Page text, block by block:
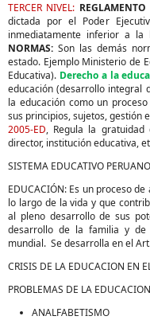
TERCER NIVEL: REGLAMENTO
dictada por el Poder
inmediatamente inferior a
NORMAS: Son las demás
estado. Ejemplo Ministerio de
Educativa). Derecho a la
educación (desarrollo integral
la educación como un
sus principios, sujetos, gestión
2005-ED, Regula la gratuidad
director, institución educativa,
SISTEMA EDUCATIVO PERUANO
EDUCACIÓN: Es un proceso
lo largo de la vida y que
al pleno desarrollo de sus
desarrollo de la familia y de
mundial. Se desarrolla en el
CRISIS DE LA EDUCACION EN
PROBLEMAS DE LA
ANALFABETISMO